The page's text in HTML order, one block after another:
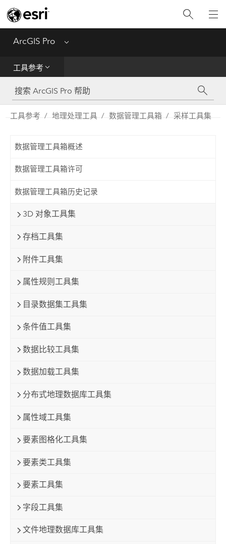
ArcGIS Pro Menu
工具参考
工具参考
Python
工具参考 地理处理工具 数据管理工具箱 采样工具集
数据管理工具箱概述
数据管理工具箱许可
数据管理工具箱历史记录
3D 对象工具集
存档工具集
附件工具集
属性规则工具集
目录数据集工具集
条件值工具集
数据比较工具集
数据加载工具集
分布式地理数据库工具集
属性域工具集
要素图格化工具集
要素类工具集
要素工具集
字段工具集
文件地理数据库工具集